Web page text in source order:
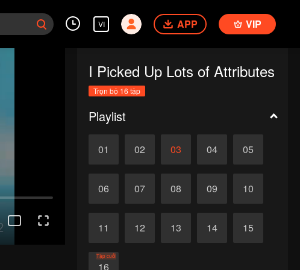
VI APP VIP
I Picked Up Lots of Attributes
Trọn bộ 16 tập
Playlist
01 02 03 04 05
06 07 08 09 10
11 12 13 14 15
16
Tập cuối